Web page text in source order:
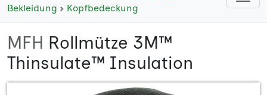
Bekleidung
Kopfbedeckung
MFH Rollmütze 3M™
Thinsulate™ Insulation